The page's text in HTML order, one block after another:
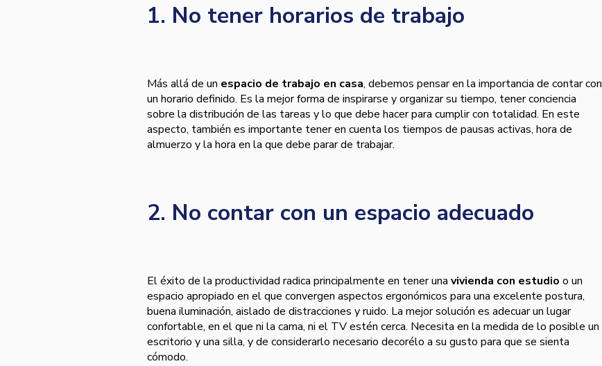
1. No tener horarios de trabajo
Más allá de un espacio de trabajo en casa, debemos pensar en la importancia de contar con
un horario definido. Es la mejor forma de inspirarse y organizar su tiempo, tener conciencia
sobre la distribución de las tareas y lo que debe hacer para cumplir con totalidad. En este
aspecto, también es importante tener en cuenta los tiempos de pausas activas, hora de
almuerzo y la hora en la que debe parar de trabajar.
2. No contar con un espacio adecuado
El éxito de la productividad radica principalmente en tener una vivienda con estudio o un
espacio apropiado en el que convergen aspectos ergonómicos para una excelente postura,
buena iluminación, aislado de distracciones y ruido. La mejor solución es adecuar un lugar
confortable, en el que ni la cama, ni el TV estén cerca. Necesita en la medida de lo posible un
escritorio y una silla, y de considerarlo necesario decorélo a su gusto para que se sienta
cómodo.